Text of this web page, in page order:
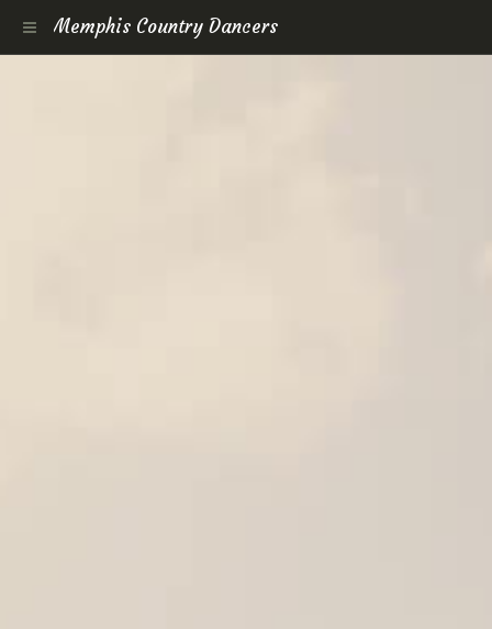
Memphis Country Dancers